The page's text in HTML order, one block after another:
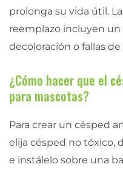
prolonga su vida útil.
reemplazo incluyen
decoloración o fallas
¿Cómo hacer que el
para mascotas?
Para crear un césped
elija césped no tóxico,
e instálelo sobre una